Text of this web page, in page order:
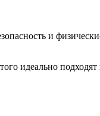
и
идеально